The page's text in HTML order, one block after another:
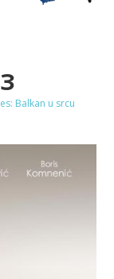
Balkan u srcu